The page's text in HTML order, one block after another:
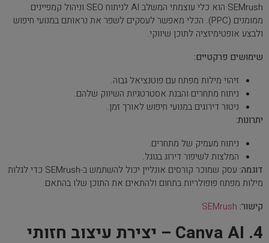
SEMrush הוא כלי עוצמתי המשלב AI לניתוח SEO וניהול קמפיינים
ממומנים (PPC). הכלי מאפשר לעסקים לשפר את נראותם במנועי חיפוש
ולבצע אופטימיזציה לתוכן שיווקי.
שימושים פרקטיים:
זיהוי מילות מפתח עם פוטנציאל גבוה.
ניתוח מתחרים והבנת אסטרטגיות השיווק שלהם.
ניטור דירוגים במנועי חיפוש לאורך זמן.
יתרונות:
ניתוח מעמיק של מתחרים.
המלצות לשיפור דירוג בגוגל.
דוגמה:
עסק שמוכר קורסים אונליין יכול להשתמש ב-SEMrush כדי לגלות
מילות מפתח פופולריות בתחום ולהתאים את התוכן שלו בהתאם.
קישור: SEMrush
4. Canva AI – יצירת עיצוב חזותי